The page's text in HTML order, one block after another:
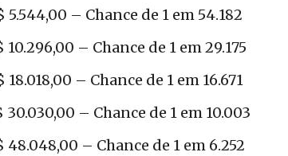
– Chance de 1 em 54.182
– Chance de 1 em 29.175
– Chance de 1 em 16.671
– Chance de 1 em 10.003
– Chance de 1 em 6.252